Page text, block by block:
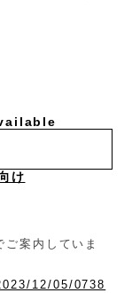
け
案内していま
12/05/0738